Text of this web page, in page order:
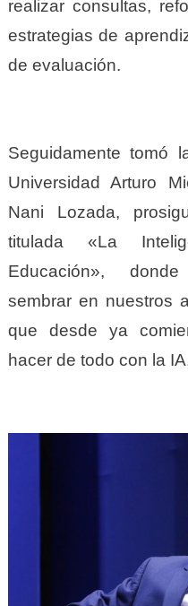
realizar consultas,
estrategias de
de evaluación.
Seguidamente tomó
Universidad Arturo
Nani Lozada,
titulada «La
Educación»,
sembrar en nuestros
que desde ya
hacer de todo con la